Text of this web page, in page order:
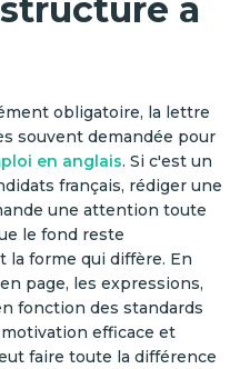
à
obligatoire, la lettre
souvent demandée pour
en anglais. Si c'est un
français, rédiger une
une attention toute
le fond reste
la forme qui diffère. En
page, les expressions,
fonction des standards
efficace et
faire toute la différence